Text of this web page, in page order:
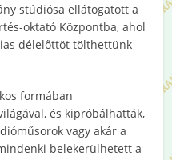
stúdiósa ellátogatott a
oktató Központba, ahol
délelőttöt tölthettünk
formában
és kipróbálhatták,
vagy akár a
belekerülhetett a